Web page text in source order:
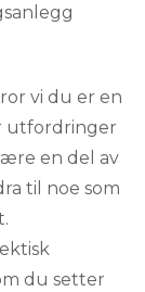
vi du er en
utfordringer
en del av
til noe som
du setter